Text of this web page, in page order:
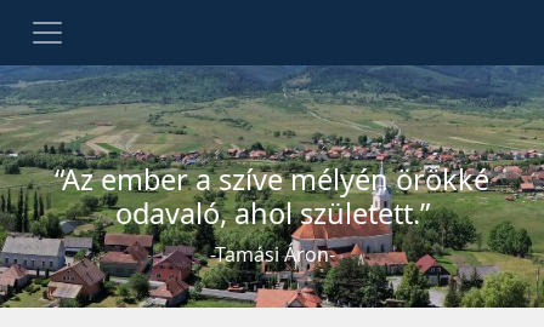
“Az ember a szíve mélyén örökké
odavaló, ahol született.”
-Tamási Áron-